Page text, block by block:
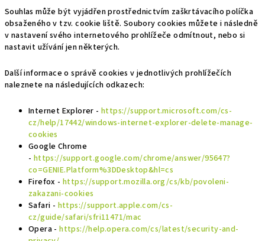
Souhlas může být vyjádřen prostřednictvím zaškrtávacího políčka
obsaženého v tzv. cookie liště. Soubory cookies můžete i následně
v nastavení svého internetového prohlížeče odmítnout, nebo si
nastavit užívání jen některých.
Další informace o správě cookies v jednotlivých prohlížečích
naleznete na následujících odkazech:
Internet Explorer -https://support.microsoft.com/cs-
cz/help/17442/windows-internet-explorer-delete-manage-
cookies
Google Chrome
- https://support.google.com/chrome/answer/95647?
co=GENIE.Platform%3DDesktop&hl=cs
Firefox -https://support.mozilla.org/cs/kb/povoleni-
zakazani-cookies
Safari - https://support.apple.com/cs-
cz/guide/safari/sfri11471/mac
Opera -https://help.opera.com/cs/latest/security-and-